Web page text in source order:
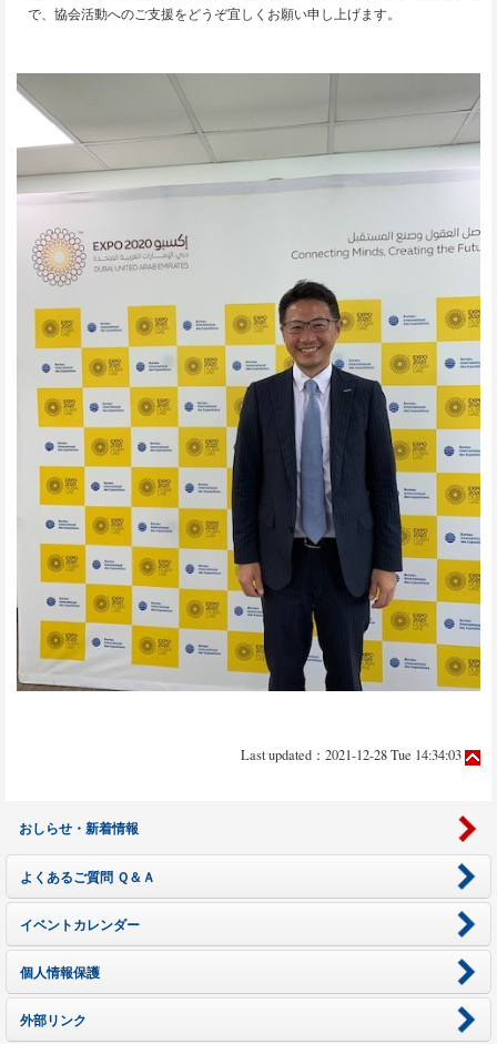
で、協会活動へのご支援をどうぞ宜しくお願い申し上げます。
Last updated：2021-12-28 Tue 14:34:03
おしらせ・新着情報
よくあるご質問 Ｑ＆Ａ
イベントカレンダー
個人情報保護
外部リンク